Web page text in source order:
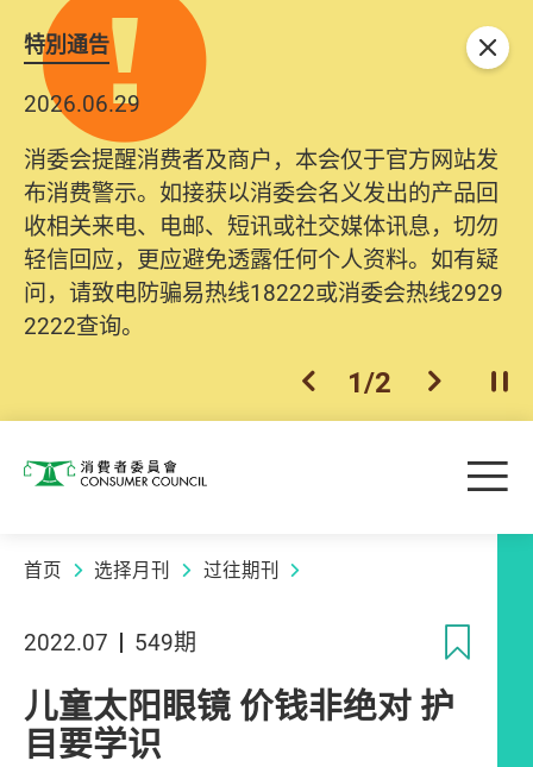
特別通告
2026.06.29
消委会提醒消费者及商户，本会仅于官方网站发
布消费警示。如接获以消委会名义发出的产品回
收相关来电、电邮、短讯或社交媒体讯息，切勿
轻信回应，更应避免透露任何个人资料。如有疑
问，请致电防骗易热线18222或消委会热线2929
2222查询。
上一个
1/2 下一个开
关闭
消费者委员会 目
首页 选择月刊 过往期刊
2022.07 549期
儿童太阳眼镜 价钱非绝对 护
目要学识